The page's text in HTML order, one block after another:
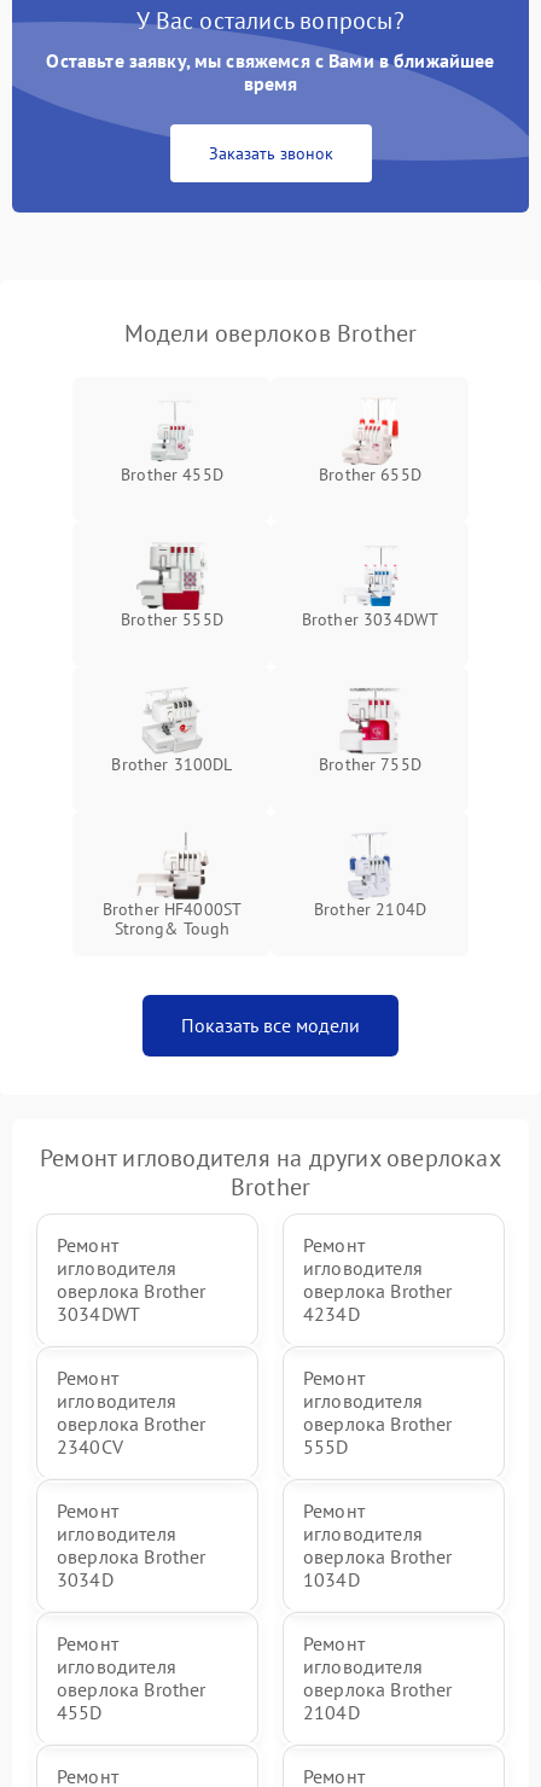
Повреждение корпуса 1000 ₽ Подробнее →
Поломка системы защиты
500 ₽
защиты от засоров
500 ₽ Подробнее →
У Вас остались вопросы?
Оставьте заявку, мы свяжемся с Вами в ближайшее
время
Заказать звонок
Модели оверлоков Brother
Brother 455D Brother 655D
Brother 555D Brother 3034DWT
Brother 3100DL Brother 755D
Brother HF4000ST
Strong& Tough
Brother 2104D
Показать все модели
Ремонт игловодителя на других оверлоках
Brother
Ремонт
игловодителя
оверлока Brother
3034DWT
Ремонт
игловодителя
оверлока Brother
4234D
Ремонт
игловодителя
оверлока Brother
2340CV
Ремонт
игловодителя
оверлока Brother
555D
Ремонт
игловодителя
оверлока Brother
3034D
Ремонт
игловодителя
оверлока Brother
1034D
Ремонт
игловодителя
оверлока Brother
455D
Ремонт
игловодителя
оверлока Brother
2104D
Ремонт
Ремонт